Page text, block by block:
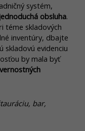
systém,
obsluha.
téme skladových
inventúry, dbajte
skladovú evidenciu
by mala byť
bar,